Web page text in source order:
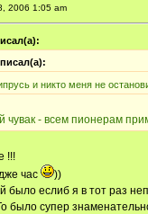
2006 1:05 am
и никто меня не
чувак - всем пионерам
!!!
час
))
было еслиб я в тот раз
было супер